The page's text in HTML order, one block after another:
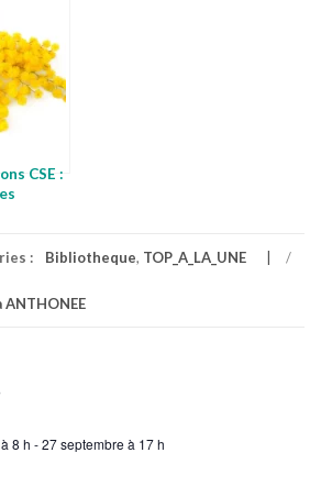
CSE :
: Bibliotheque, TOP_A_LA_UNE /
8 h -27 septembre à 17 h